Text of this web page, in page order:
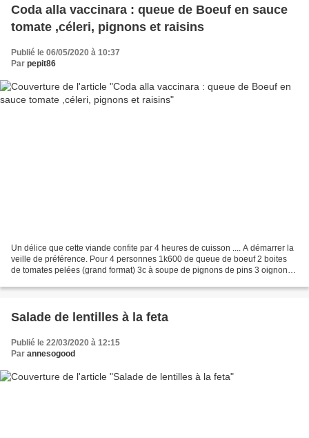
Coda alla vaccinara : queue de Boeuf en sauce
tomate ,céleri, pignons et raisins
Publié le 06/05/2020 à 10:37
Par pepit86
Un délice que cette viande confite par 4 heures de cuisson .... A démarrer la
veille de préférence. Pour 4 personnes 1k600 de queue de boeuf 2 boites
de tomates pelées (grand format) 3c à soupe de pignons de pins 3 oignons
Salade de lentilles à la feta
Publié le 22/03/2020 à 12:15
Par annesogood